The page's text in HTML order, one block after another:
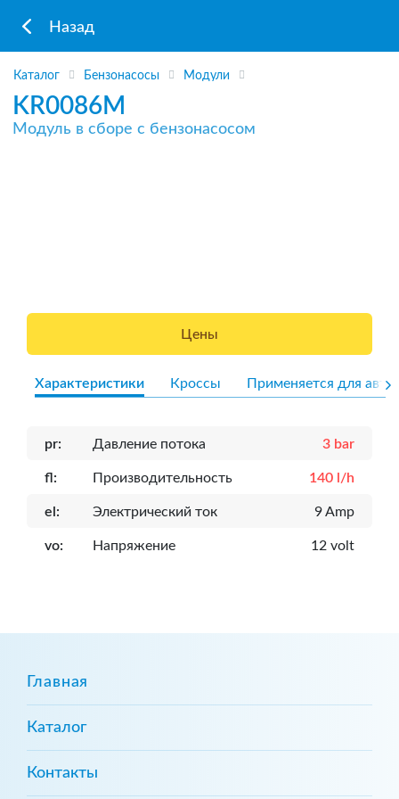
Назад
Каталог Бензонасосы Модули
KR0086M
Модуль в сборе с бензонасосом
Цены
Характеристики Кроссы Применяется для авто
pr: Давление потока 3 bar
fl: Производительность 140 l/h
el: Электрический ток 9 Amp
vo: Напряжение 12 volt
Главная
Каталог
Контакты